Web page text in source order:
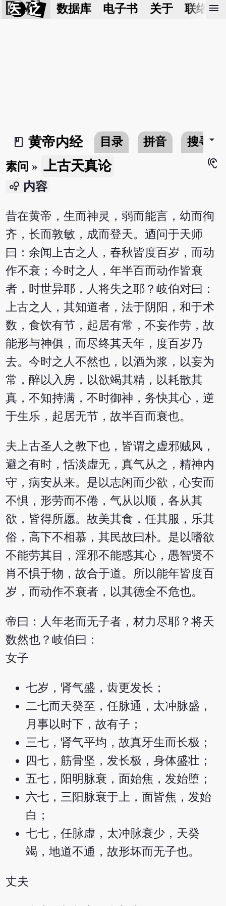
医 砭 数据库 电子书 关于 联络我
menu
book_2
黄帝内经 目录 拼音 搜寻arrow_drop_down
素问 » 上古天真论
hearing
bubble_chart 内容
昔在黄帝，生而神灵，弱而能言，幼而徇
齐，长而敦敏，成而登天。迺问于天师
曰：余闻上古之人，春秋皆度百岁，而动
作不衰；今时之人，年半百而动作皆衰
者，时世异耶，人将失之耶？岐伯对曰：
上古之人，其知道者，法于阴阳，和于术
数，食饮有节，起居有常，不妄作劳，故
能形与神俱，而尽终其天年，度百岁乃
去。今时之人不然也，以酒为浆，以妄为
常，醉以入房，以欲竭其精，以耗散其
真，不知持满，不时御神，务快其心，逆
于生乐，起居无节，故半百而衰也。
夫上古圣人之教下也，皆谓之虚邪贼风，
避之有时，恬淡虚无，真气从之，精神内
守，病安从来。是以志闲而少欲，心安而
不惧，形劳而不倦，气从以顺，各从其
欲，皆得所愿。故美其食，任其服，乐其
俗，高下不相慕，其民故曰朴。是以嗜欲
不能劳其目，淫邪不能惑其心，愚智贤不
肖不惧于物，故合于道。所以能年皆度百
岁，而动作不衰者，以其德全不危也。
帝曰：人年老而无子者，材力尽耶？将天
数然也？岐伯曰：
女子
七岁，肾气盛，齿更发长；
二七而天癸至，任脉通，太冲脉盛，
月事以时下，故有子；
三七，肾气平均，故真牙生而长极；
四七，筋骨坚，发长极，身体盛壮；
五七，阳明脉衰，面始焦，发始堕；
六七，三阳脉衰于上，面皆焦，发始
白；
七七，任脉虚，太冲脉衰少，天癸
竭，地道不通，故形坏而无子也。
丈夫